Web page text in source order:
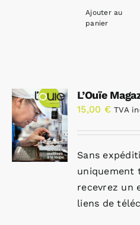
Ajouter au
panier
L’Ouïe
15,00 € TVA
Sans
uniquement
recevrez un
liens de